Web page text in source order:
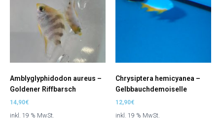
Amblyglyphidodon aureus –
Goldener Riffbarsch
14,90€
inkl. 19 % MwSt.
Chrysiptera hemicyanea –
Gelbbauchdemoiselle
12,90€
inkl. 19 % MwSt.